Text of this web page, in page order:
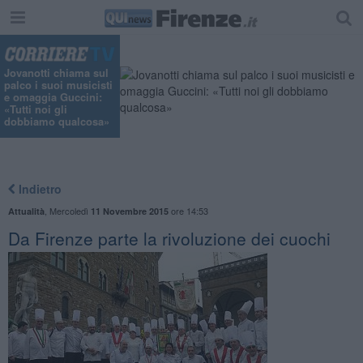
Jovanotti chiama sul
palco i suoi musicisti
e omaggia Guccini:
«Tutti noi gli
dobbiamo qualcosa»
Indietro
Attualità Mercoledì 11 Novembre 2015ore 14:53
Da Firenze parte la rivoluzione dei cuochi